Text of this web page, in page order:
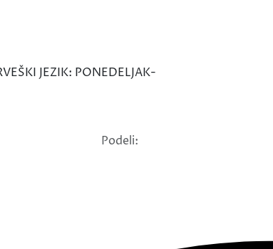
JEZIK: PONEDELJAK-
Podeli: